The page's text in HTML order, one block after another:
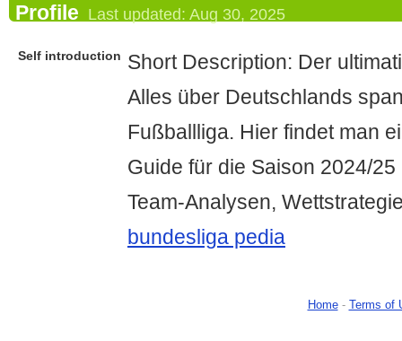
Profile Last updated: Aug 30, 2025
Self introduction Short Description: Der
Alles über Deutschlands
Fußballliga. Hier findet man
Guide für die Saison 2024/25
Team‑Analysen,
bundesliga pedia
Home- Terms of